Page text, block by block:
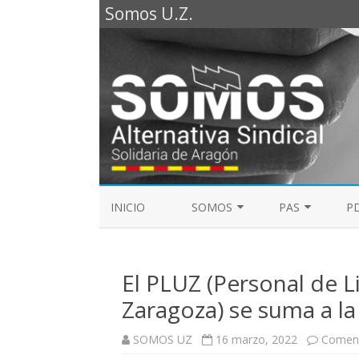
Somos U.Z.
INICIO SOMOS
REPRESENTANTES SOMOS PDI
PAS
MESA DE PAS
El PLUZ (Personal de
Zaragoza) se suma a
SOMOS UZ 16 marzo, 2022